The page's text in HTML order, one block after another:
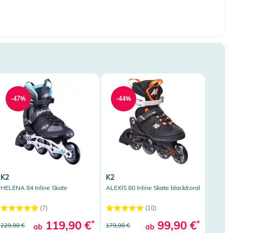
K2
HELENA 84 Inline Skate
(7)
229,90 € ab 119,90 €*
-47%
K2
ALEXIS 80 Inline Skate black/coral
(10)
179,90 € ab 99,90 €*
-44%